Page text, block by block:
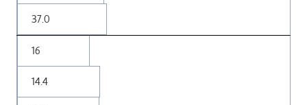
37.0
16
14.4